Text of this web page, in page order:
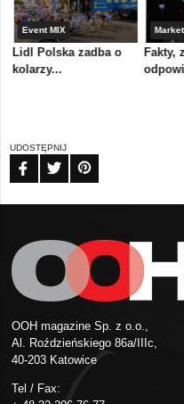
Event MIX
Lidl Polska zadba o
kolarzy...
Fakty,
UDOSTĘPNIJ
OOH magazine Sp. z o.o.,
Al. Roździeńskiego 86a/IIIc,
40-203 Katowice
Tel / Fax: